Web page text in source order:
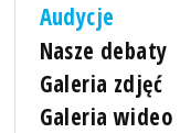
Audycje
Nasze debaty
Galeria zdjęć
Galeria wideo